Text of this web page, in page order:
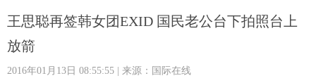
港澳 台湾 华人 汽车
科技
王思聪再签韩女团EXID 国民老公台下拍照台上
放箭
2016年01月13日 08:55:55 | 来源：国际在线